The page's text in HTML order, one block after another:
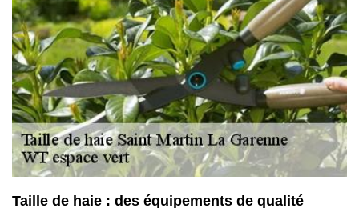
Taille de haie : des équipements de qualité